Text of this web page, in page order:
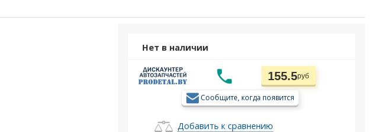
Нет в наличии
155.5руб
Сообщите, когда появится
Добавить к сравнению